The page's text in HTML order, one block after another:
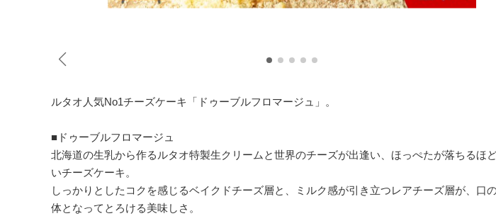
ルタオ人気No1チーズケーキ「ドゥーブルフロマージュ」。
■ドゥーブルフロマージュ
北海道の生乳から作るルタオ特製生クリームと世界のチーズが出逢い、ほっぺたが落ちるほ
いチーズケーキ。
しっかりとしたコクを感じるベイクドチーズ層と、ミルク感が引き立つレアチーズ層が、口
体となってとろける美味しさ。